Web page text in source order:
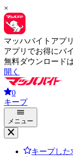
×
マッハバイトアプリ
アプリでお得にバ
無料ダウンロード
開く
0
キープ
メニュー
キープした